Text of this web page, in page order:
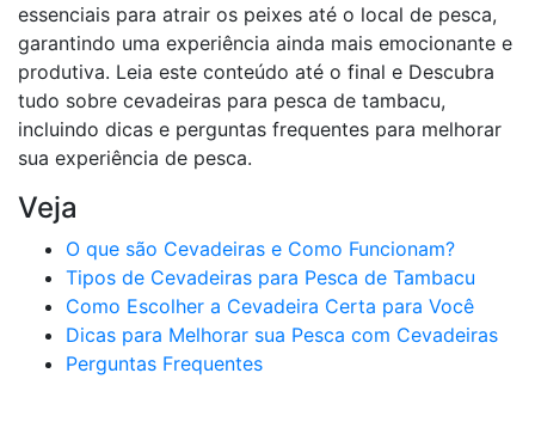
essenciais para atrair os peixes até o local de pesca,
garantindo uma experiência ainda mais emocionante e
produtiva. Leia este conteúdo até o final e Descubra
tudo sobre cevadeiras para pesca de tambacu,
incluindo dicas e perguntas frequentes para melhorar
sua experiência de pesca.
Veja
O que são Cevadeiras e Como Funcionam?
Tipos de Cevadeiras para Pesca de Tambacu
Como Escolher a Cevadeira Certa para Você
Dicas para Melhorar sua Pesca com Cevadeiras
Perguntas Frequentes